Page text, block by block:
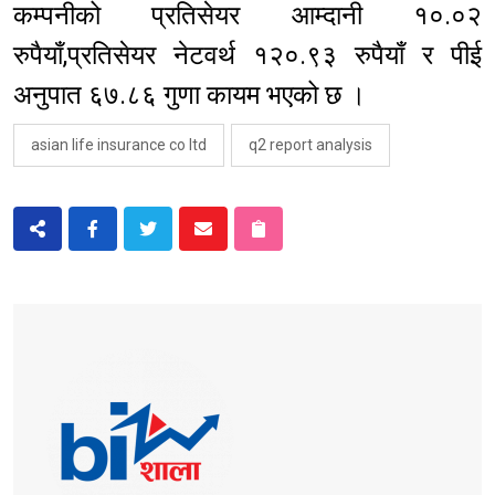
कम्पनीको प्रतिसेयर आम्दानी १०.०२
रुपैयाँ,प्रतिसेयर नेटवर्थ १२०.९३ रुपैयाँ र पीई
अनुपात ६७.८६ गुणा कायम भएको छ ।
asian life insurance co ltd q2 report analysis